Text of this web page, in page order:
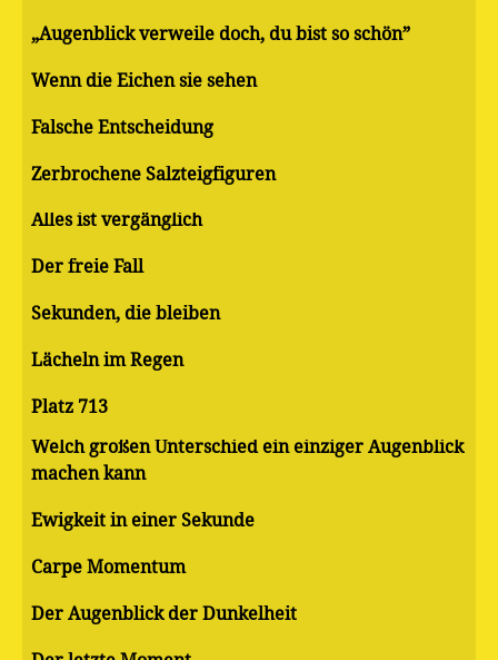
„Augenblick verweile doch, du bist so schön”
Wenn die Eichen sie sehen
Falsche Entscheidung
Zerbrochene Salzteigfiguren
Alles ist vergänglich
Der freie Fall
Sekunden, die bleiben
Lächeln im Regen
Platz 713
Welch großen Unterschied ein einziger Augenblick
machen kann
Ewigkeit in einer Sekunde
Carpe Momentum
Der Augenblick der Dunkelheit